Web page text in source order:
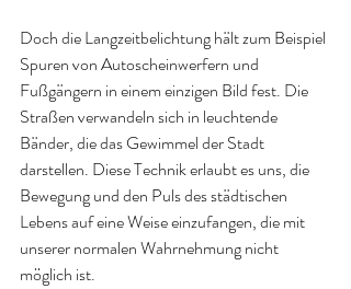
Doch die Langzeitbelichtung hält zum Beispiel
Spuren von Autoscheinwerfern und
Fußgängern in einem einzigen Bild fest. Die
Straßen verwandeln sich in leuchtende
Bänder, die das Gewimmel der Stadt
darstellen. Diese Technik erlaubt es uns, die
Bewegung und den Puls des städtischen
Lebens auf eine Weise einzufangen, die mit
unserer normalen Wahrnehmung nicht
möglich ist.